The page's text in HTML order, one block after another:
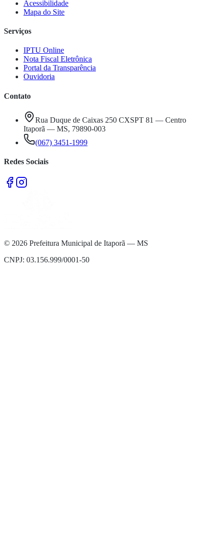
Acessibilidade
Mapa do Site
Serviços
IPTU Online
Nota Fiscal Eletrônica
Portal da Transparência
Ouvidoria
Contato
Rua Duque de Caixas 250 CXSPT 81 — Centro
Itaporã — MS, 79890-003
(067) 3451-1999
Redes Sociais
© 2026 Prefeitura Municipal de Itaporã — MS
CNPJ: 03.156.999/0001-50